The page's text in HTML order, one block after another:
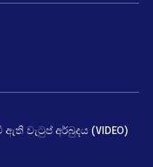
වැටුප් අර්බුදය (VIDEO)